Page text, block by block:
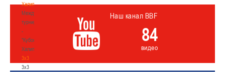
Халипского"
Международный
турнир
-
"Кубок
Халипского"
3x3
3x3
Наш канал BBF
84
видео